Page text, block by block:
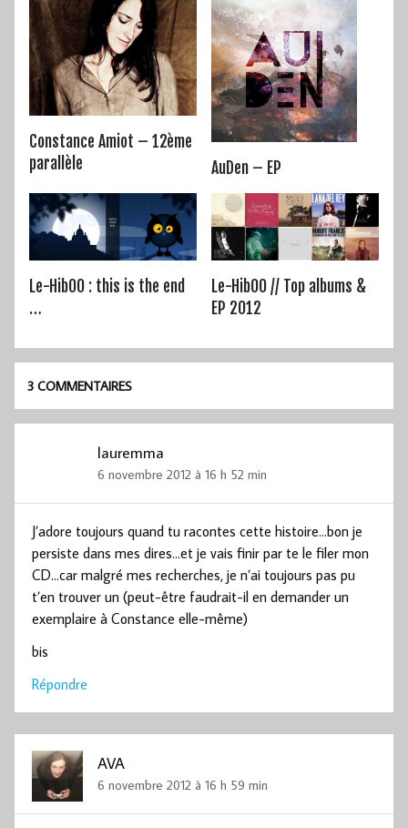
Constance Amiot – 12ème
parallèle
AuDen – EP
Le-HibOO : this is the end
…
Le-HibOO // Top albums &
EP 2012
3 COMMENTAIRES
lauremma
6 novembre 2012 à 16 h 52 min
J’adore toujours quand tu racontes cette histoire…bon je
persiste dans mes dires…et je vais finir par te le filer mon
CD…car malgré mes recherches, je n’ai toujours pas pu
t’en trouver un (peut-être faudrait-il en demander un
exemplaire à Constance elle-même)
bis
Répondre
AVA
6 novembre 2012 à 16 h 59 min